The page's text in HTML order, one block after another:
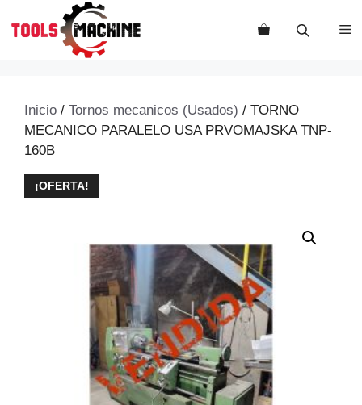
Inicio / Tornos mecanicos (Usados) / TORNO
MECANICO PARALELO USA PRVOMAJSKA TNP-
160B
¡OFERTA!